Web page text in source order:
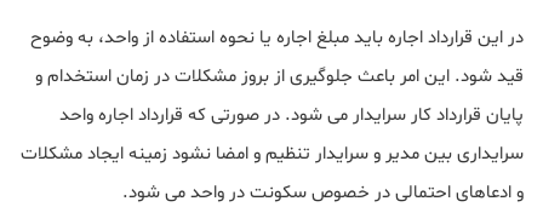
در این قرارداد اجاره باید مبلغ اجاره یا نحوه استفاده از واحد، به وضوح
قید شود. این امر باعث جلوگیری از بروز مشکلات در زمان استخدام و
پایان قرارداد کار سرایدار می شود. در صورتی که قرارداد اجاره واحد
سرایداری بین مدیر و سرایدار تنظیم و امضا نشود زمینه ایجاد مشکلات
و ادعاهای احتمالی در خصوص سکونت در واحد می شود.